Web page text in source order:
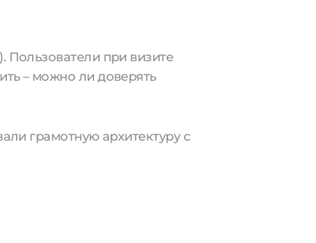
Пользователи при визите
– можно ли доверять
грамотную архитектуру с